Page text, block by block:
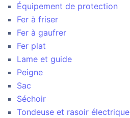
Équipement de protection
Fer à friser
Fer à gaufrer
Fer plat
Lame et guide
Peigne
Sac
Séchoir
Tondeuse et rasoir électrique